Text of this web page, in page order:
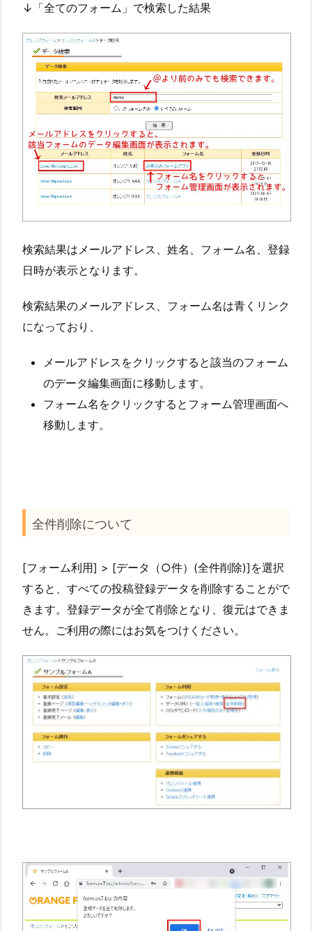
↓「全てのフォーム」で検索した結果
検索結果はメールアドレス、姓名、フォーム名、登録
日時が表示となります。
検索結果のメールアドレス、フォーム名は青くリンク
になっており、
メールアドレスをクリックすると該当のフォーム
のデータ編集画面に移動します。
フォーム名をクリックするとフォーム管理画面へ
移動します。
全件削除について
[フォーム利用] > [データ（○件）(全件削除)]を選択
すると、すべての投稿登録データを削除することがで
きます。登録データが全て削除となり、復元はできま
せん。ご利用の際にはお気をつけください。